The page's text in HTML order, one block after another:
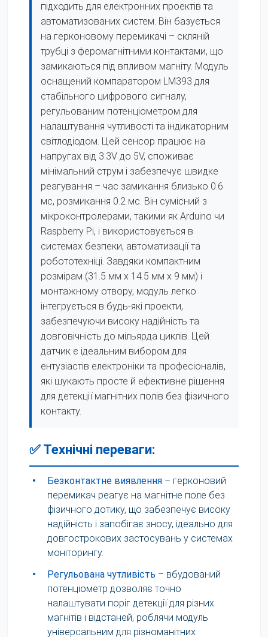
підходить для електронних проектів та
автоматизованих систем. Він базується
на герконовому перемикачі – скляній
трубці з феромагнітними контактами, що
замикаються під впливом магніту. Модуль
оснащений компаратором LM393 для
стабільного цифрового сигналу,
регульованим потенціометром для
налаштування чутливості та індикаторним
світлодіодом. Цей сенсор працює на
напругах від 3.3V до 5V, споживає
мінімальний струм і забезпечує швидке
реагування – час замикання близько 0.6
мс, розмикання 0.2 мс. Він сумісний з
мікроконтролерами, такими як Arduino чи
Raspberry Pi, і використовується в
системах безпеки, автоматизації та
робототехніці. Завдяки компактним
розмірам (31.5 мм x 14.5 мм x 9 мм) і
монтажному отвору, модуль легко
інтегрується в будь-які проекти,
забезпечуючи високу надійність та
довговічність до мільярда циклів. Цей
датчик є ідеальним вибором для
ентузіастів електроніки та професіоналів,
які шукають просте й ефективне рішення
для детекції магнітних полів без фізичного
контакту.
✅ Технічні переваги:
• Безконтактне виявлення – герконовий
перемикач реагує на магнітне поле без
фізичного дотику, що забезпечує високу
надійність і запобігає зносу, ідеально для
довгострокових застосувань у системах
моніторингу.
•
Регульована чутливість – вбудований
потенціометр дозволяє точно
налаштувати поріг детекції для різних
магнітів і відстаней, роблячи модуль
універсальним для різноманітних